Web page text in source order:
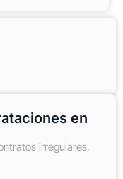
en
irregulares,